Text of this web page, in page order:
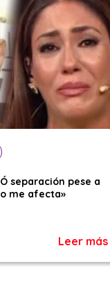
separación pese a
me afecta»
Leer más